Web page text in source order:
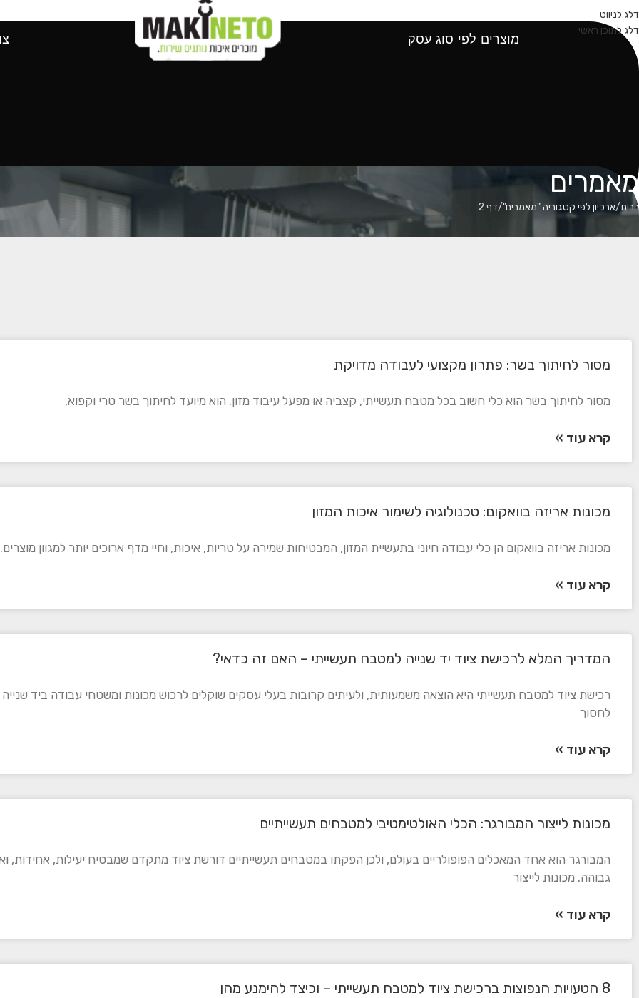
דלג לניווט
דלג לתוכן ראשי
מוצרים לפי סוג עסק
מאמרים
בבית ארכיון לפי קטגוריה "מאמרים" דף 2
מסור לחיתוך בשר: פתרון מקצועי לעבודה מדויקת
מסור לחיתוך בשר הוא כלי חשוב בכל מטבח תעשייתי, קצביה או מפעל עיבוד מזון. הוא מיועד לחיתוך בשר טרי וקפוא,
קרא עוד »
מכונות אריזה בוואקום: טכנולוגיה לשימור איכות המזון
מכונות אריזה בוואקום הן כלי עבודה חיוני בתעשיית המזון, המבטיחות שמירה על טריות, איכות, וחיי מדף ארוכים יותר למגוון מוצרים.
קרא עוד »
המדריך המלא לרכישת ציוד יד שנייה למטבח תעשייתי – האם זה כדאי?
רכישת ציוד למטבח תעשייתי היא הוצאה משמעותית, ולעיתים קרובות בעלי עסקים שוקלים לרכוש מכונות ומשטחי עבודה ביד שנייה
לחסוך
קרא עוד »
מכונות לייצור המבורגר: הכלי האולטימטיבי למטבחים תעשייתיים
המבורגר הוא אחד המאכלים הפופולריים בעולם, ולכן הפקתו במטבחים תעשייתיים דורשת ציוד מתקדם שמבטיח יעילות, אחידות,
גבוהה. מכונות לייצור
קרא עוד »
8 הטעויות הנפוצות ברכישת ציוד למטבח תעשייתי – וכיצד להימנע מהן